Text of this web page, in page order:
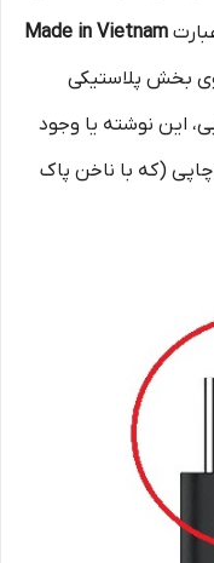
Made in Vietnam
بخش پلاستیکی
این نوشته یا وجود
(که با ناخن پاک